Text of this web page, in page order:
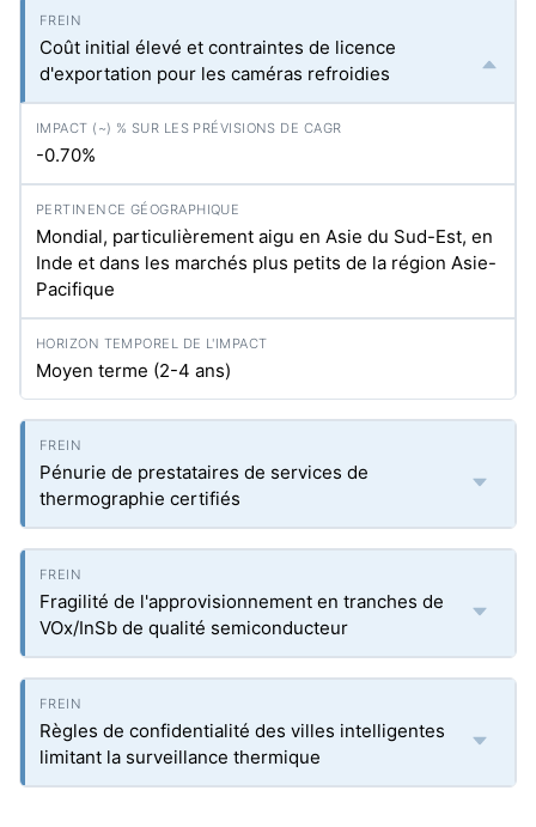
Coût initial élevé et contraintes de licence
d'exportation pour les caméras refroidies
-0.70%
Mondial, particulièrement aigu en Asie du Sud-Est, en
Inde et dans les marchés plus petits de la région Asie-
Pacifique
Moyen terme (2-4 ans)
Pénurie de prestataires de services de
thermographie certifiés
Fragilité de l'approvisionnement en tranches de
VOx/InSb de qualité semiconducteur
Règles de confidentialité des villes intelligentes
limitant la surveillance thermique